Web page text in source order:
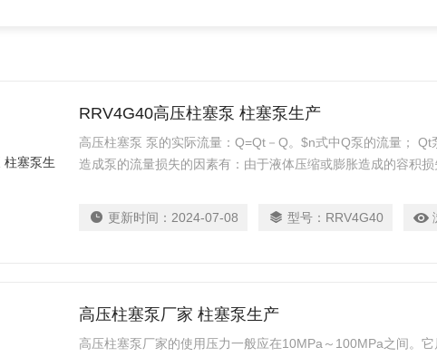
RRV4G40高压柱塞泵 柱塞泵生产
高压柱塞泵 泵的实际流量：Q=Qt－Q。$n式中Q泵的流量； Qt
造成泵的流量损失的因素有：由于液体压缩或膨胀造成的容积
更新时间： 2024-07-08 型号： RRV4G40
高压柱塞泵厂家 柱塞泵生产
高压柱塞泵厂家的使用压力一般应在10MPa～100MPa之间。